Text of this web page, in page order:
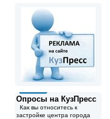
Опросы на КузПресс
Как вы относитесь к
застройке центра города